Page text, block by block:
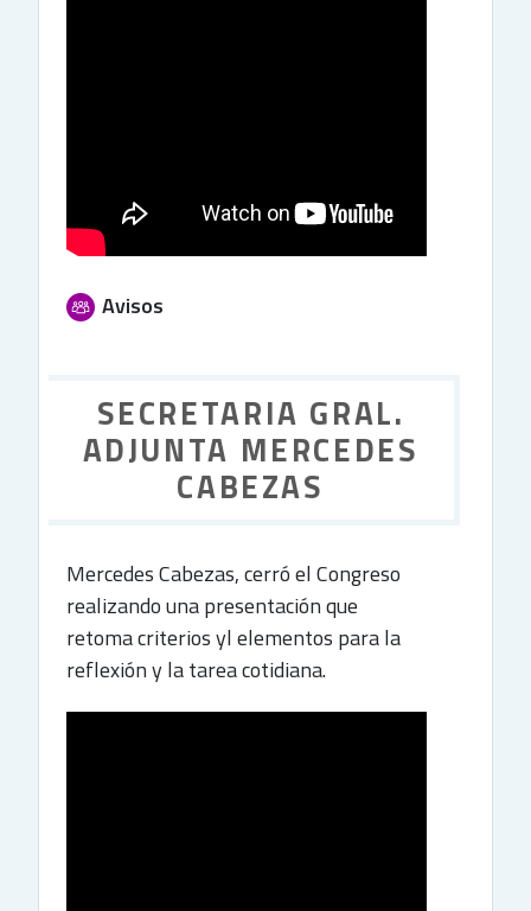
Avisos
SECRETARIA GRAL.
ADJUNTA MERCEDES
CABEZAS
SECRETARIA GRAL.
Mercedes Cabezas, cerró el Congreso
realizando una presentación que
retoma criterios yl elementos para la
reflexión y la tarea cotidiana.